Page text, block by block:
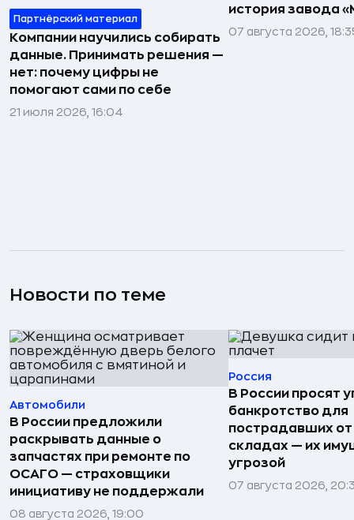
Партнёрский материал
Компании научились собирать
данные. Принимать решения —
нет: почему цифры не
помогают сами по себе
21 июля 2026, 16:04
история завода
07 августа 2026,
Новости по теме
Автомобили
В России предложили
раскрывать данные о
запчастях при ремонте по
ОСАГО — страховщики
инициативу не поддержали
08 августа 2026, 19:00
Россия
В России просят
банкротство для
пострадавших
складах — их
угрозой
07 августа 2026,